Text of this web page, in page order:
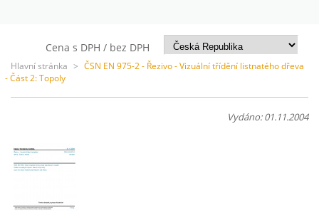
Cena s DPH / bez DPH
Hlavní stránka > ČSN EN 975-2 - Řezivo - Vizuální třídění listnatého dřeva
- Část 2: Topoly
Vydáno: 01.11.2004